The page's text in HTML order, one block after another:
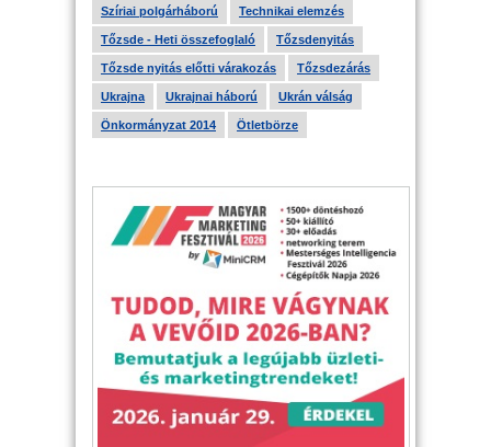
Szíriai polgárháború Technikai elemzés
Tőzsde - Heti összefoglaló Tőzsdenyitás
Tőzsde nyitás előtti várakozás Tőzsdezárás
Ukrajna Ukrajnai háború Ukrán válság
Önkormányzat 2014 Ötletbörze